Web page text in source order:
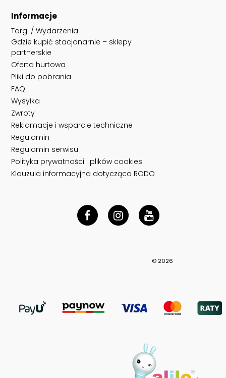
Informacje
Targi / Wydarzenia
Gdzie kupić stacjonarnie – sklepy
partnerskie
Oferta hurtowa
Pliki do pobrania
FAQ
Wysyłka
Zwroty
Reklamacje i wsparcie techniczne
Regulamin
Regulamin serwisu
Polityka prywatności i plików cookies
Klauzula informacyjna dotycząca RODO
© 2026